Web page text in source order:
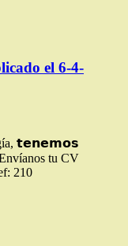
el 6-4-
𝘁𝗲𝗻𝗲𝗺𝗼𝘀
tu CV
210